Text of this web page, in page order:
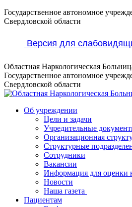
Перейти
к
Государственное автономное
Свердловской области
Версия для
Областная Наркологическая
Государственное автономное
Свердловской области
Об учреждении
Цели и задачи
Учредительные
Организационная
Структурные
Сотрудники
Вакансии
Информация для оценки
Новости
​​Наша газета
Пациентам